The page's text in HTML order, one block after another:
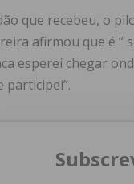
que recebeu, o
afirmou que é
esperei chegar
participei”.